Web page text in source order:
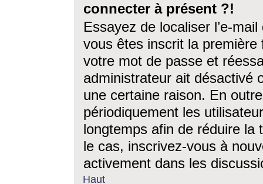
connecter à présent ?!
Essayez de localiser l’e-
vous êtes inscrit la première
votre mot de passe et
administrateur ait désactivé
une certaine raison. En
périodiquement les
longtemps afin de réduire la
le cas, inscrivez-vous à
activement dans les
Haut